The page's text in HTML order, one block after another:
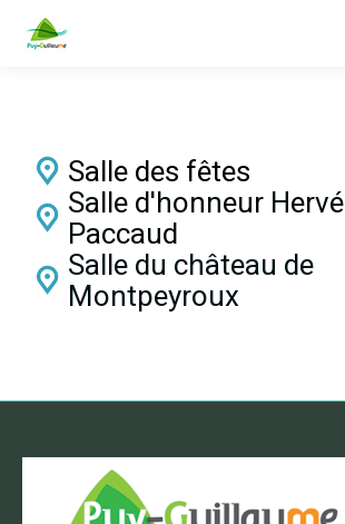
Salle des fêtes
Salle d'honneur Hervé
Paccaud
Salle du château de
Montpeyroux